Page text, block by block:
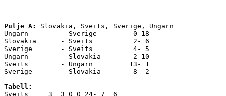
Pulje A:
Slovakia, Sveits, Sverige, Ungarn
Ungarn        - Sverige         0-18
Slovakia      - Sveits          2- 6
Sverige       - Sveits          4- 5
Ungarn        - Slovakia        2-10
Sveits        - Ungarn         13- 1
Sverige       - Slovakia        8- 2
Tabell:
Sveits     3  3 0 0 24- 7  6